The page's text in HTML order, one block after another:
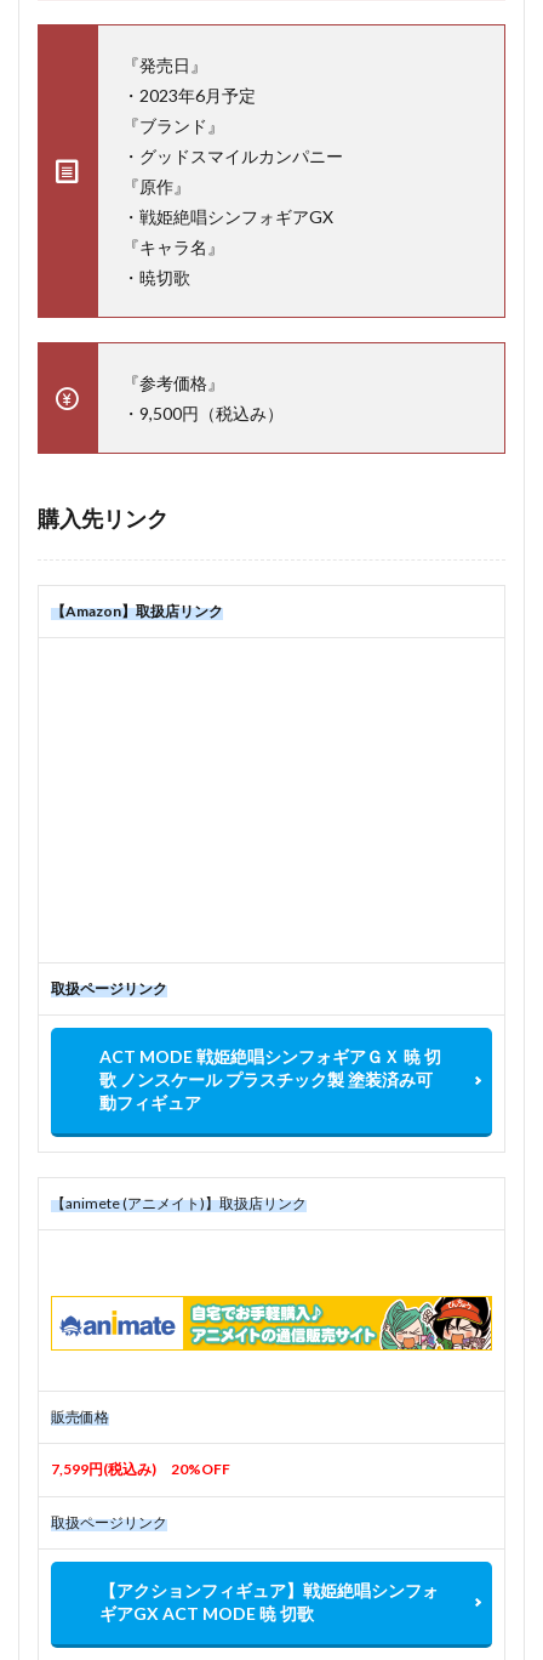
『発売日』
・2023年6月予定
『ブランド』
・グッドスマイルカンパニー
『原作』
・戦姫絶唱シンフォギアGX
『キャラ名』
・暁切歌
『参考価格』
・9,500円（税込み）
購入先リンク
【Amazon】取扱店リンク
取扱ページリンク
ACT MODE 戦姫絶唱シンフォギアＧＸ 暁 切
歌 ノンスケール プラスチック製 塗装済み可
動フィギュア
【animete (アニメイト)】取扱店リンク
販売価格
7,599円(税込み) 20%OFF
取扱ページリンク
【アクションフィギュア】戦姫絶唱シンフォ
ギアGX ACT MODE 暁 切歌